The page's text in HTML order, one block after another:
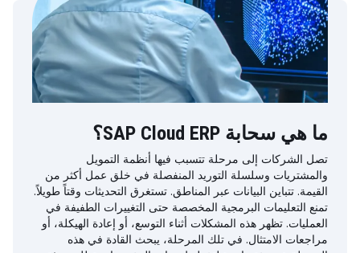
ما هي سحابة SAP Cloud ERP؟
تصل الشركات إلى مرحلة تتسبب فيها أنظمة التمويل
والمشتريات وسلسلة التوريد المنفصلة في خلق عمل أكثر من
القيمة. تتباين البيانات عبر المناطق. تستغرق التحديثات وقتاً طويلاً.
تمنع التعليمات البرمجية المخصصة حتى التغييرات الطفيفة في
العمليات. تظهر هذه المشكلات أثناء التوسع، أو إعادة الهيكلة، أو
مراجعات الامتثال. في تلك المرحلة، يبحث القادة في هذه